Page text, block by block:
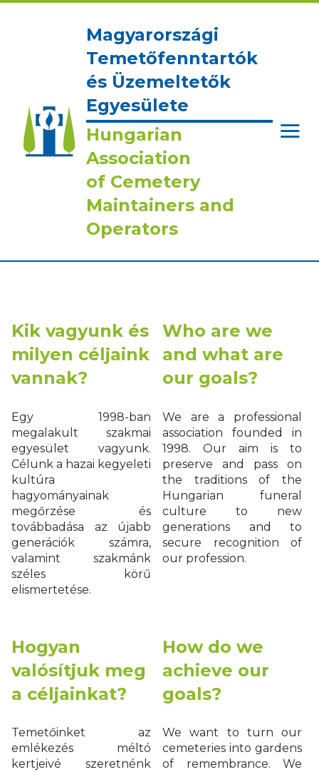
Magyarországi
Temetőfenntartók
és Üzemeltetők
Egyesülete
Hungarian
Association
of Cemetery
Maintainers and
Operators
Kik vagyunk és
milyen céljaink
vannak?
Who are we
and what are
our goals?
Egy 1998-ban
megalakult szakmai
egyesület vagyunk.
Célunk a hazai kegyeleti
kultúra
hagyományainak
megőrzése és
továbbadása az újabb
generációk számra,
valamint szakmánk
széles körű
elismertetése.
We are a professional
association founded in
1998. Our aim is to
preserve and pass on
the traditions of the
Hungarian funeral
culture to new
generations and to
secure recognition of
our profession.
Hogyan
valósítjuk meg
a céljainkat?
How do we
achieve our
goals?
Temetőinket az
emlékezés méltó
kertjeivé szeretnénk
We want to turn our
cemeteries into gardens
of remembrance. We